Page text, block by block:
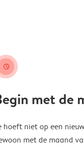
clock
met de
hoeft niet op een
met de maand